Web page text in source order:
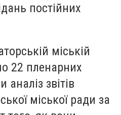
постійних
міській
22 пленарних
звітів
міської ради за